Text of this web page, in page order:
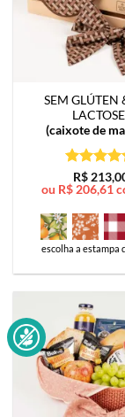
SEM GLÚTEN
(caixote de
de 5
R$
ou R$206,61
escolha a estampa